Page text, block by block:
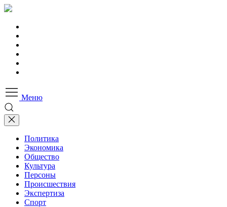
Меню
Политика
Экономика
Общество
Культура
Персоны
Происшествия
Экспертиза
Спорт